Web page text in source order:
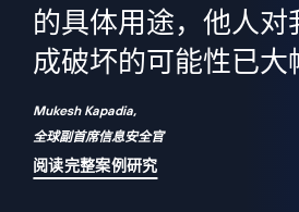
的具体用途，他人对
成破坏的可能性已大
Mukesh Kapadia,
全球副首席信息安全官
阅读完整案例研究